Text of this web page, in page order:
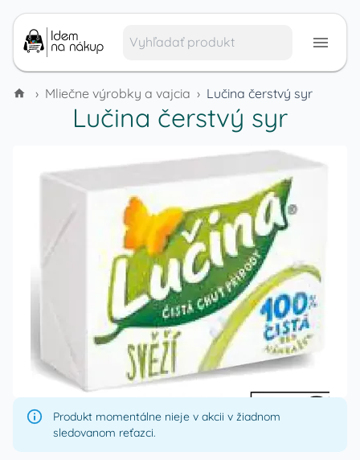
› Mliečne výrobky a vajcia › Lučina čerstvý syr
Lučina čerstvý syr
Produkt momentálne nieje v akcii v žiadnom
sledovanom reťazci.